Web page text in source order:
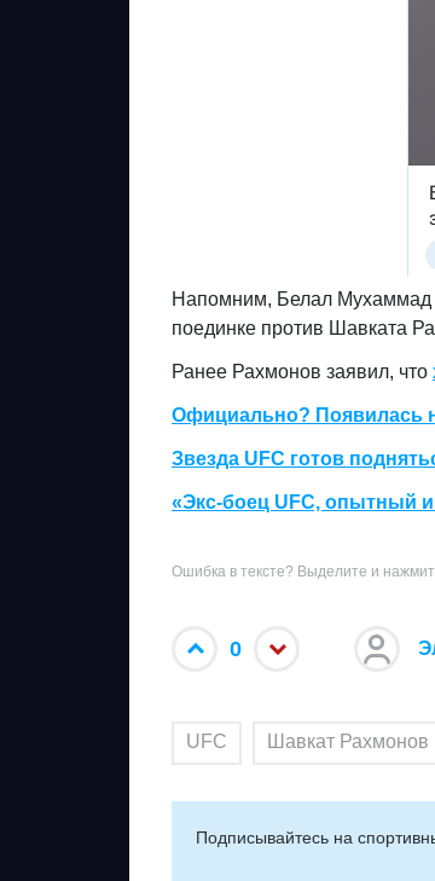
Напомним, Белал Мухаммад
поединке против Шавката
Ранее Рахмонов заявил, что
Официально? Появилась
Звезда UFC готов
«Экс-боец UFC, опытный
Ошибка в тексте? Выделите и
0
UFC Шавкат Рахмонов
Подписывайтесь на